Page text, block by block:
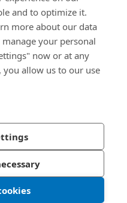
and to optimize it.
more about our data
your personal
now or at any
you allow us to our use